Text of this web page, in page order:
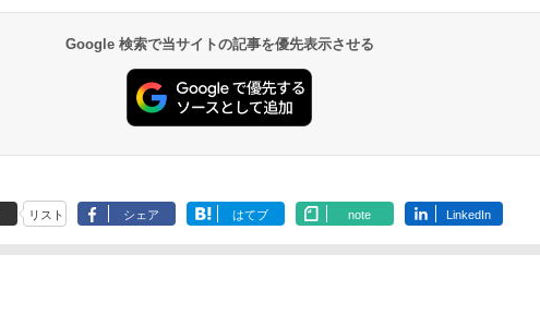
Google 検索で当サイトの記事を優先表示させる
リスト シェア はてブ note LinkedIn